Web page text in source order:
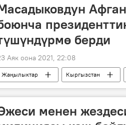
берди
Аяк оона 2021, 22:08
Жаңылыктар Кыргызстан
менен